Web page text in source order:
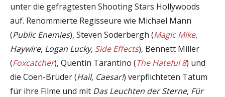
unter die gefragtesten Shooting Stars Hollywoods
auf. Renommierte Regisseure wie Michael Mann
(Public Enemies), Steven Soderbergh (Magic Mike,
Haywire, Logan Lucky, Side Effects), Bennett Miller
(Foxcatcher), Quentin Tarantino (The Hateful 8) und
die Coen-Brüder (Hail, Caesar!) verpflichteten Tatum
für ihre Filme und mit Das Leuchten der Sterne, Für